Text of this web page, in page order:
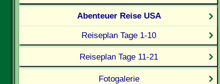
Abenteuer Reise USA
Reiseplan Tage 1-10
Reiseplan Tage 11-21
Fotogalerie